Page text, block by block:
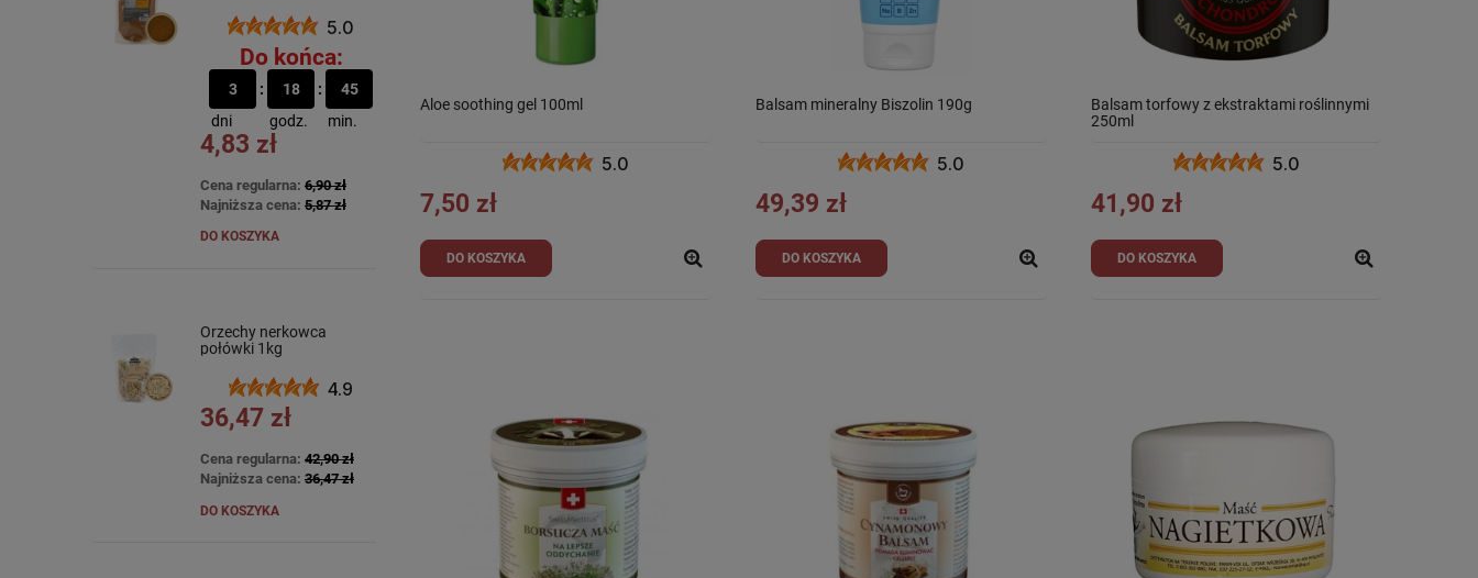
5.0
Do końca:
3
dni
18
godz.
45
min.
4,83 zł
Cena regularna: 6,90 zł
Najniższa cena: 5,87 zł
DO KOSZYKA
Orzechy nerkowca
połówki 1kg
4.9
36,47 zł
Cena regularna: 42,90 zł
Najniższa cena: 36,47 zł
DO KOSZYKA
Aloe soothing gel 100ml
5.0
7,50 zł
DO KOSZYKA
Balsam mineralny Biszolin 190g
5.0
49,39 zł
DO KOSZYKA
Balsam torfowy z ekstraktami roślinnymi
250ml
5.0
41,90 zł
DO KOSZYKA